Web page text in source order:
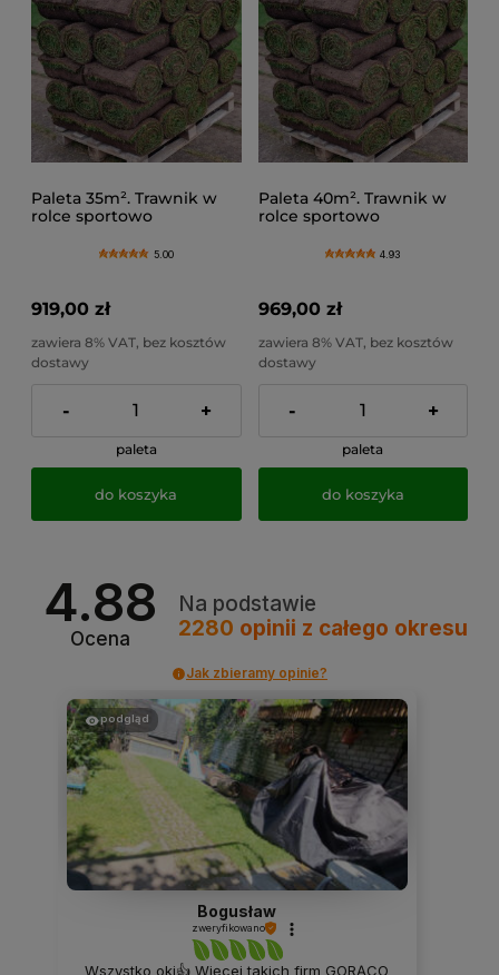
Paleta 35m². Trawnik w
rolce sportowo
metry premium5.00
919,00 zł
zawiera 8% VAT, bez kosztów
dostawy
- +
paleta
do koszyka
Paleta 40m². Trawnik w
rolce sportowo
4.93
969,00 zł
zawiera 8% VAT, bez kosztów
dostawy
- +
paleta
do koszyka
4.88
Ocena
Na podstawie
2280 opinii z całego okresu
Jak zbieramy opinie?
podgląd
Bogusław
zweryfikowano
Wszystko oki👍 Więcej takich firm GORĄCO